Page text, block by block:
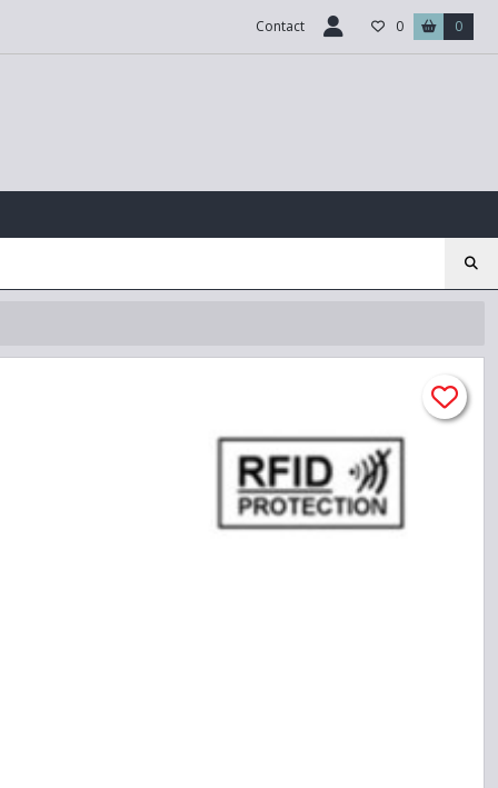
Contact 0 0